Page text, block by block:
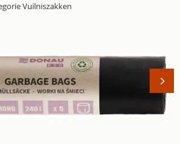
Vuilniszakken